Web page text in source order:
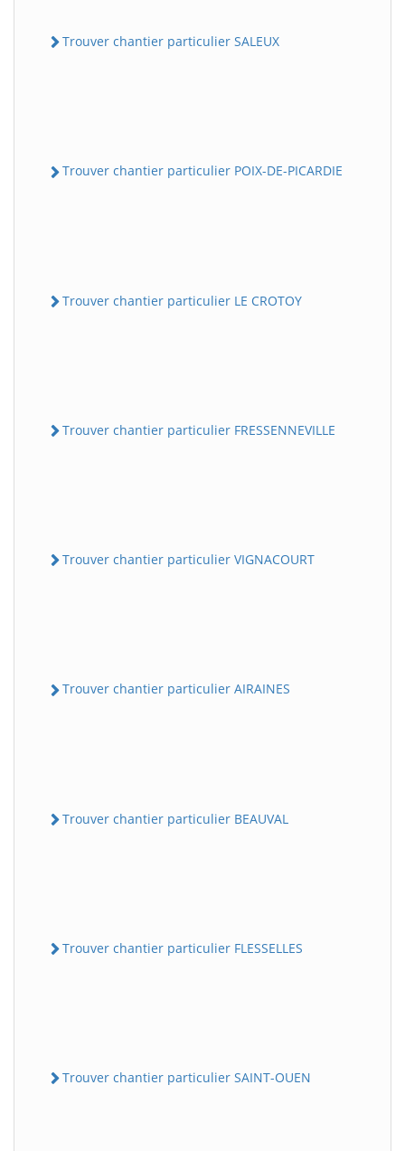
Trouver chantier particulier SALEUX
Trouver chantier particulier POIX-DE-PICARDIE
Trouver chantier particulier LE CROTOY
Trouver chantier particulier FRESSENNEVILLE
Trouver chantier particulier VIGNACOURT
Trouver chantier particulier AIRAINES
Trouver chantier particulier BEAUVAL
Trouver chantier particulier FLESSELLES
Trouver chantier particulier SAINT-OUEN